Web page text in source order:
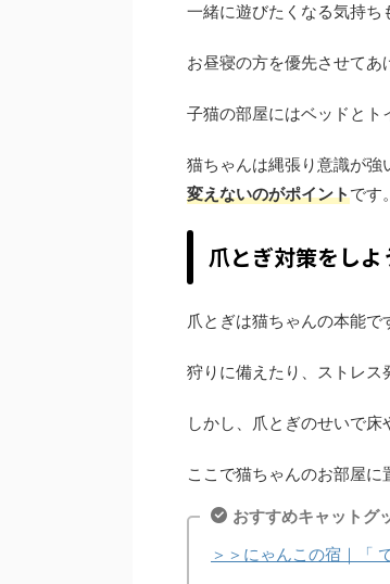
一緒に遊びたくなる気持ち
お昼寝の方を優先させてあ
子猫の部屋にはベッドとト
猫ちゃんは縄張り意識が強
変えないのがポイントです。
爪とぎ対策をしよ
爪とぎは猫ちゃんの本能で
狩りに備えたり、ストレス
しかし、爪とぎのせいで床
ここで猫ちゃんのお部屋に
おすすめキャットグ
＞＞にゃんこの宿｜「